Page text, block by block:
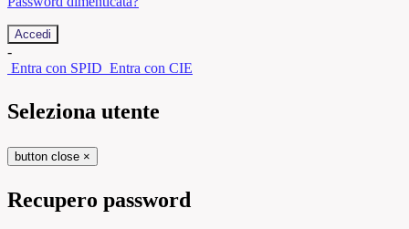
-
Entra con SPID Entra con CIE
Seleziona utente
button close ×
Recupero password